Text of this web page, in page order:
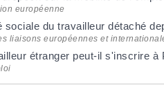
européenne
sociale du travailleur détaché
liaisons européennes et
étranger peut-il s'inscrire à